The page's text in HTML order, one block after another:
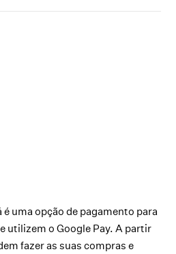
é uma opção de pagamento para
utilizem o Google Pay. A partir
fazer as suas compras e